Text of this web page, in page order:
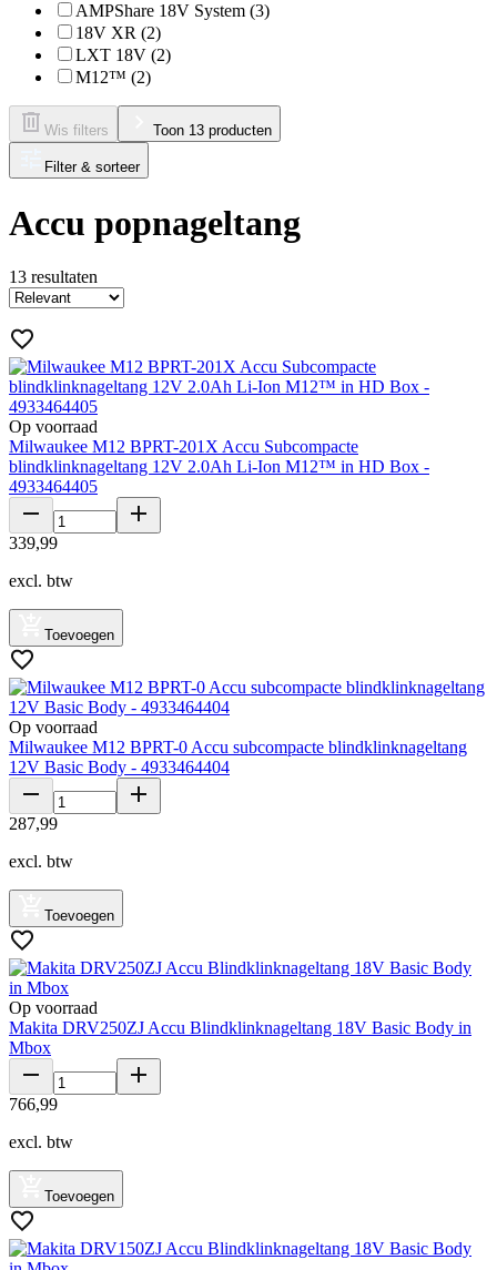
AMPShare 18V System (3)
18V XR (2)
LXT 18V (2)
M12™ (2)
Wis filters Toon 13 producten
Filter & sorteer
Accu popnageltang
13 resultaten
Op voorraad
Milwaukee M12 BPRT-201X Accu Subcompacte
blindklinknageltang 12V 2.0Ah Li-Ion M12™ in HD Box -
4933464405
339,99
excl. btw
Toevoegen
Op voorraad
Milwaukee M12 BPRT-0 Accu subcompacte blindklinknageltang
12V Basic Body - 4933464404
287,99
excl. btw
Toevoegen
Op voorraad
Makita DRV250ZJ Accu Blindklinknageltang 18V Basic Body in
Mbox
766,99
excl. btw
Toevoegen